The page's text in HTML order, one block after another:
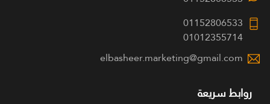
01152806533
01012355714
elbasheer.marketing@gmail.com
روابط سريعة